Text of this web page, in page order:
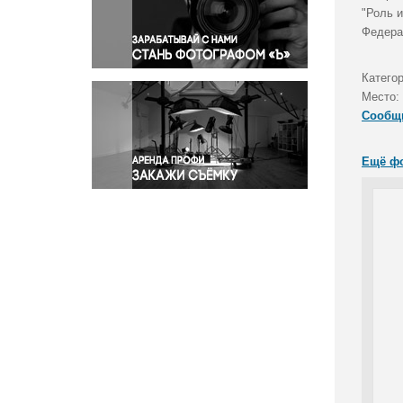
Правосудие
Происшествия и конфликты
Религия
Светская жизнь
Спорт
Экология
Экономика и бизнес
"Роль
Место:
Ещё